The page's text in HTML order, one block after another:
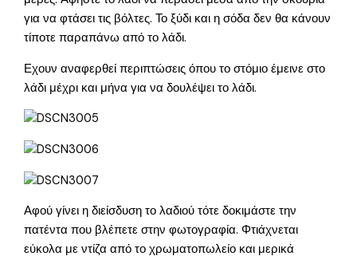
για να φτάσει τις βόλτες. Το ξύδι και η σόδα δεν θα κάνουν
τίποτε παραπάνω από το λάδι.
Εχουν αναφερθεί περιπτώσεις όπου το στόμιο έμεινε στο
λάδι μέχρι και μήνα για να δουλέψει το λάδι.
Αφού γίνει η διείσδυση το λαδιού τότε δοκιμάστε την
πατέντα που βλέπετε στην φωτογραφία. Φτιάχνεται
εύκολα με ντίζα από το χρωματοπωλείο και μερικά